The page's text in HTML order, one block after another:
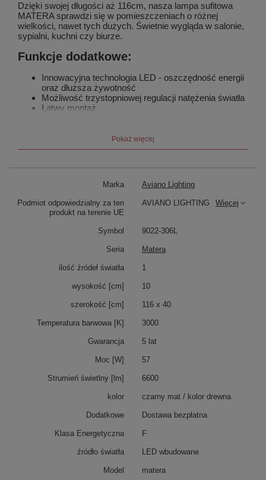
Dzięki swojej długości aż 116cm, nasza lampa sufitowa
MATERA sprawdzi się w pomieszczeniach o różnej
wielkości, nawet tych dużych. Świetnie wygląda w salonie,
sypialni, kuchni czy biurze.
Funkcje dodatkowe:
Innowacyjna technologia LED - oszczędność energii
oraz dłuższa żywotność
Możliwość trzystopniowej regulacji natężenia światła
Łatwy montaż
najwyższej jakości, który spełni wszystkie Państwa
oczekiwania.
Wybierz lampę sufitową MATERA i podkreśl charakter
Pokaż więcej
Marka Aviano Lighting
Podmiot odpowiedzialny za ten
produkt na terenie UE
AVIANO LIGHTING Więcej
Symbol 9022-306L
Seria Matera
ilość źródeł światła 1
wysokość [cm] 10
szerokość [cm] 116 x 40
Temperatura barwowa [K] 3000
Gwarancja 5 lat
Moc [W] 57
Strumień świetlny [lm] 6600
kolor czarny mat / kolor drewna
Dodatkowe Dostawa bezpłatna
Klasa Energetyczna F
źródło światła LED wbudowane
Model matera